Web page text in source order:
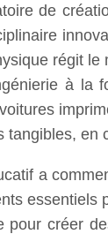
de
régit le
à la
tangibles, en
a
essentiels
pour créer